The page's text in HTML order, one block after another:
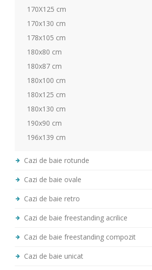
170X125 cm
170x130 cm
178x105 cm
180x80 cm
180x87 cm
180x100 cm
180x125 cm
180x130 cm
190x90 cm
196x139 cm
Cazi de baie rotunde
Cazi de baie ovale
Cazi de baie retro
Cazi de baie freestanding acrilice
Cazi de baie freestanding compozit
Cazi de baie unicat